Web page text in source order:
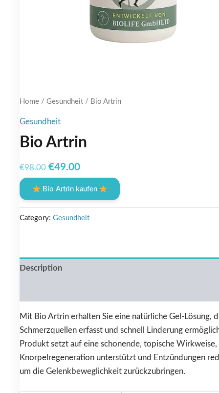
Home / Gesundheit / Bio Artrin
Gesundheit
Bio Artrin
€98.00 Original
was:
€98.00.
€49.00Current
is:
€49.00.
Bio Artrin kaufen
Category: Gesundheit
Description
Mit Bio Artrin erhalten Sie eine natürliche Gel-Lösung,
Schmerzquellen erfasst und schnell Linderung
Produkt setzt auf eine schonende, topische Wirkweise,
Knorpelregeneration unterstützt und Entzündungen
um die Gelenkbeweglichkeit zurückzubringen.